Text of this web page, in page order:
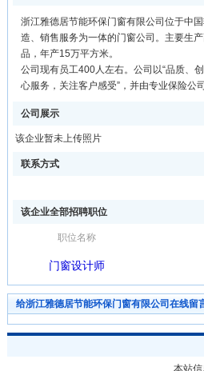
浙江雅德居节能环保门窗有限公司位于中
造、销售服务为一体的门窗公司。主要生
品，年产15万平方米。
公司现有员工400人左右。公司以“品质、
心服务，关注客户感受”，并由专业保险公
公司展示
该企业暂未上传照片
联系方式
该企业全部招聘职位
职位名称
门窗设计师
给浙江雅德居节能环保门窗有限公司在线留
本站